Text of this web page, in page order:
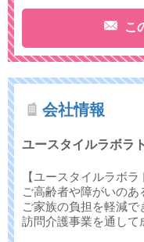
こ
会社情報
ユースタイルラボラ
【ユースタイルラボラ
ご高齢者や障がいのあ
ご家族の負担を軽減
訪問介護事業を通して